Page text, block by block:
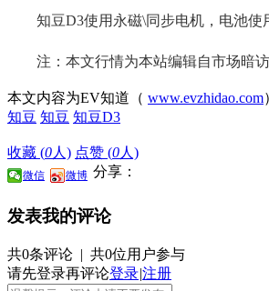
知豆D3使用永磁\同步电机，电池使用
注：本文行情为本站编辑自市场暗访
本文内容为EV知道（ www.evzhidao.com
知豆 知豆 知豆D3
收藏 (0人) 点赞 (0人)
分享：
微信 微博
发表我的评论
共0条评论 | 共0位用户参与
请先登录再评论登录|注册